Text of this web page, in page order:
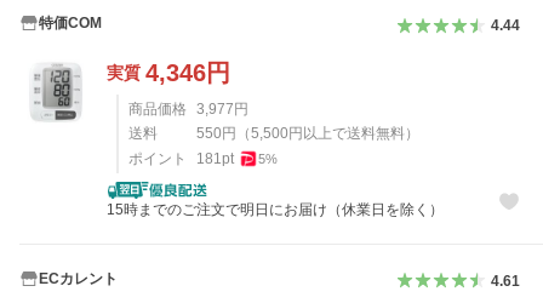
特価COM 4.44
実質 4,346円
商品価格 3,977 円
送料
550 円 （5,500 円以上で送料無料）
ポイント
181pt 5%
15時までのご注文で明日にお届け（休業日を除く）
ECカレント 4.61